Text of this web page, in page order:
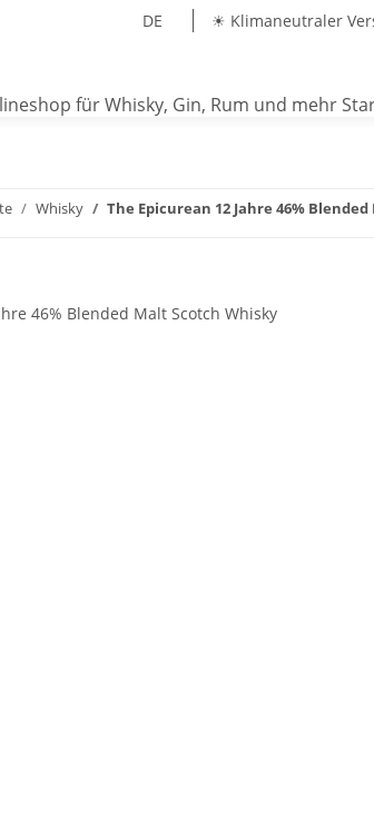
DE ☀ Klimaneutraler
Whisky The Epicurean 12 Jahre 46%